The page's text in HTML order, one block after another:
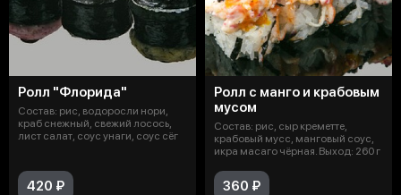
Ролл "Флорида"
Состав: рис, водоросли нори,
краб снежный, свежий лосось,
лист салат, соус унаги, соус сёг
420 ₽
Ролл с манго и крабовым
мусом
Состав: рис, сыр креметте,
крабовый мусс, манговый соус,
икра масаго чёрная. Выход: 260 г
360 ₽